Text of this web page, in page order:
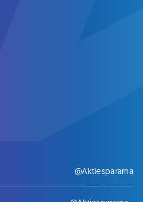
@Aktiespararna